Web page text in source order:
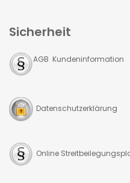
Sicherheit
AGB Kundeninformation
Datenschutzerklärung
Online